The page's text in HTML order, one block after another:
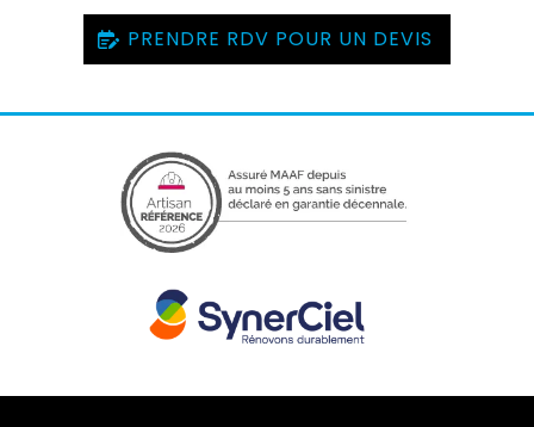
PRENDRE RDV POUR UN DEVIS